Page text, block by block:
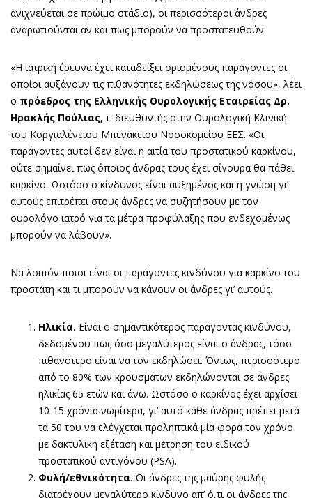
ανιχνεύεται σε πρώιμο στάδιο), οι περισσότεροι άνδρες
αναρωτιούνται αν και πως μπορούν να προστατευθούν.
«Η ιατρική έρευνα έχει καταδείξει ορισμένους παράγοντες οι
οποίοι αυξάνουν τις πιθανότητες εκδηλώσεως της νόσου», λέει
ο πρόεδρος της Ελληνικής Ουρολογικής Εταιρείας Δρ.
Ηρακλής Πούλιας,τ. διευθυντής στην Ουρολογική Κλινική
του Κοργιαλένειου Μπενάκειου Νοσοκομείου ΕΕΣ. «Οι
παράγοντες αυτοί δεν είναι η αιτία του προστατικού καρκίνου,
ούτε σημαίνει πως όποιος άνδρας τους έχει σίγουρα θα πάθει
καρκίνο. Ωστόσο ο κίνδυνος είναι αυξημένος και η γνώση γι’
αυτούς επιτρέπει στους άνδρες να συζητήσουν με τον
ουρολόγο ιατρό για τα μέτρα προφύλαξης που ενδεχομένως
μπορούν να λάβουν».
Να λοιπόν ποιοι είναι οι παράγοντες κινδύνου για καρκίνο του
προστάτη και τι μπορούν να κάνουν οι άνδρες γι’ αυτούς.
Ηλικία. Είναι ο σημαντικότερος παράγοντας κινδύνου,
δεδομένου πως όσο μεγαλύτερος είναι ο άνδρας, τόσο
πιθανότερο είναι να τον εκδηλώσει. Όντως, περισσότερο
από το 80% των κρουσμάτων εκδηλώνονται σε άνδρες
ηλικίας 65 ετών και άνω. Ωστόσο ο καρκίνος έχει αρχίσει
10-15 χρόνια νωρίτερα, γι’ αυτό κάθε άνδρας πρέπει μετά
τα 50 του να ελέγχεται προληπτικά μία φορά τον χρόνο
με δακτυλική εξέταση και μέτρηση του ειδικού
προστατικού αντιγόνου (PSA).
Φυλή/εθνικότητα. Οι άνδρες της μαύρης φυλής
διατρέχουν μεγαλύτερο κίνδυνο απ’ ό,τι οι άνδρες της